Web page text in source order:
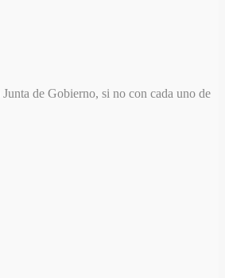
de Gobierno, si no con cada uno de